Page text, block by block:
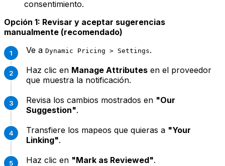
consentimiento.
Opción 1: Revisar y aceptar sugerencias
manualmente (recomendado)
Ve a Dynamic Pricing > Settings.
Haz clic en Manage Attributes en el proveedor
que muestra la notificación.
Revisa los cambios mostrados en "Our
Suggestion".
Transfiere los mapeos que quieras a "Your
Linking".
Haz clic en "Mark as Reviewed".